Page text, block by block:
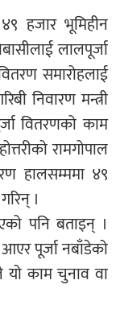
हजार भूमिहीन
लालपूर्जा
समारोहलाई
निवारण मन्त्री
वितरणको काम
रामगोपाल
हालसम्ममा ४९
।
पनि बताइन् ।
पूर्जा नबाँडेको
यो काम चुनाव वा